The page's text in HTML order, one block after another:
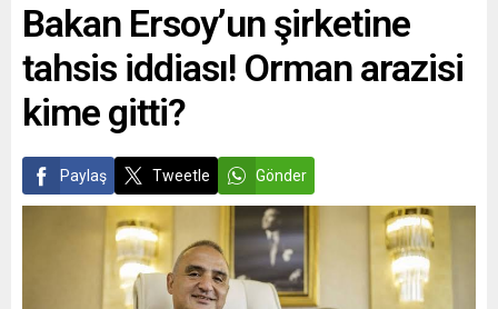
Bakan Ersoy’un şirketine
tahsis iddiası! Orman arazisi
kime gitti?
Paylaş Tweetle Gönder